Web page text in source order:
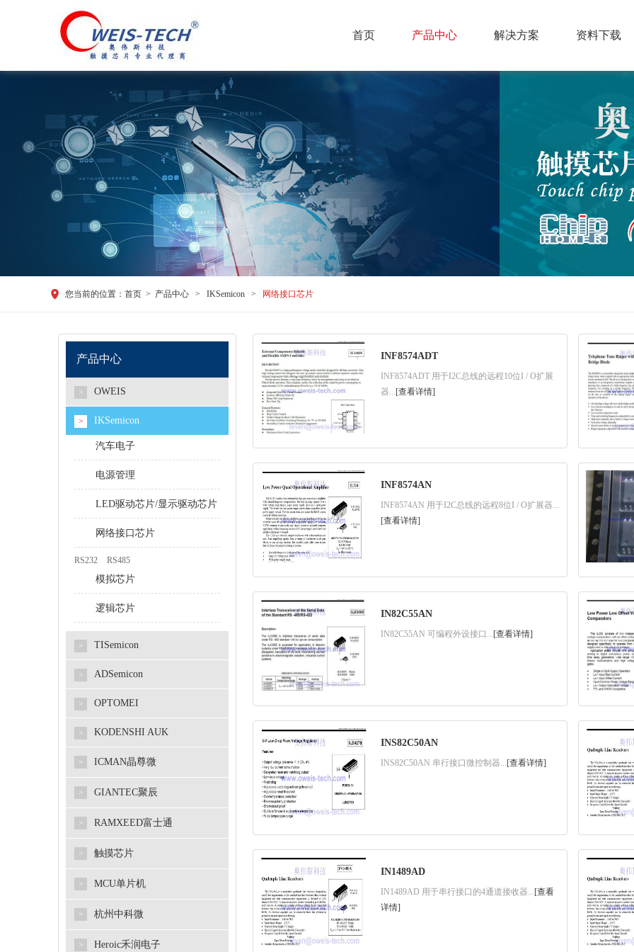
首页 产品中心 解决方案 资料下载
您当前的位置： 首页 > 产品中心 > IKSemicon > 网络接口芯片
产品中心
> OWEIS
> IKSemicon
汽车电子
电源管理
LED驱动芯片/显示驱动芯片
网络接口芯片
RS232 RS485
模拟芯片
逻辑芯片
> TISemicon
> ADSemicon
> OPTOMEI
> KODENSHI AUK
> ICMAN晶尊微
> GIANTEC聚辰
> RAMXEED富士通
> 触摸芯片
> MCU单片机
> 杭州中科微
> Heroic禾润电子
INF8574ADT
INF8574ADT 用于I2C总线的远程10位I / O扩展
器...[查看详情]
INF8574AN
INF8574AN 用于I2C总线的远程8位I / O扩展器...
[查看详情]
IN82C55AN
IN82C55AN 可编程外设接口...[查看详情]
INS82C50AN
INS82C50AN 串行接口微控制器...[查看详情]
IN1489AD
IN1489AD 用于串行接口的4通道接收器...[查看
详情]